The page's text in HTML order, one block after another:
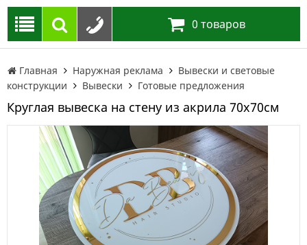
0 товаров
Главная Наружная реклама
Вывески и световые
конструкции
Вывески Готовые предложения
Круглая вывеска на стену из акрила 70х70см